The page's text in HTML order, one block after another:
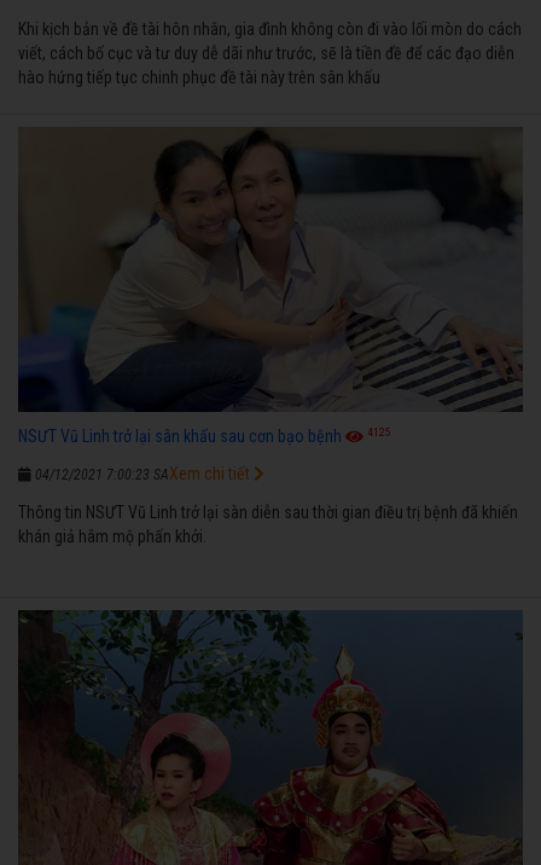
Khi kịch bản về đề tài hôn nhân, gia đình không còn đi vào lối mòn do cách
viết, cách bố cục và tư duy dễ dãi như trước, sẽ là tiền đề để các đạo diễn
hào hứng tiếp tục chinh phục đề tài này trên sân khấu
NSƯT Vũ Linh trở lại sân khấu sau cơn bạo bệnh 4125
04/12/2021 7:00:23 SA
Thông tin NSƯT Vũ Linh trở lại sàn diễn sau thời gian điều trị bệnh đã khiến
khán giả hâm mộ phấn khởi.
Xem chi tiết